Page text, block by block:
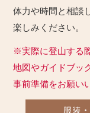
体力や時間と相談
楽しみください。
※実際に登山する
地図やガイドブッ
事前準備をお願い